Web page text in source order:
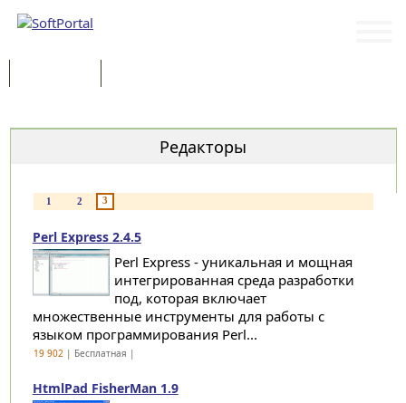
Редакторы
1 2 3
Perl Express 2.4.5
Perl Express - уникальная и мощная
интегрированная среда разработки
под, которая включает
множественные инструменты для работы с
языком программирования Perl...
19 902| Бесплатная |
HtmlPad FisherMan 1.9